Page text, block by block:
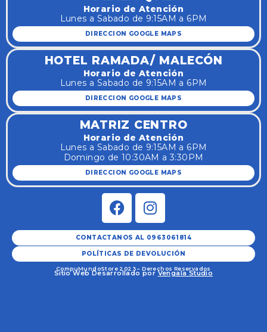
Horario de Atención
Lunes a Sabado de 9:15AM a 6PM
DIRECCION GOOGLE MAPS
HOTEL RAMADA/ MALECÓN
Horario de Atención
Lunes a Sabado de 9:15AM a 6PM
DIRECCION GOOGLE MAPS
MATRIZ CENTRO
Horario de Atención
Lunes a Sabado de 9:15AM a 6PM
Domingo de 10:30AM a 3:30PM
DIRECCION GOOGLE MAPS
CONTACTANOS AL 0963061814
POLÍTICAS DE DEVOLUCIÓN
CompuMundoStore 2023 – Derechos Reservados
Sitio Web Desarrollado porVengala Studio